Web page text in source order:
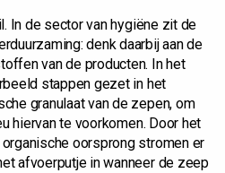
In de sector van hygiëne zit de
denk daarbij aan de
van de producten. In het
stappen gezet in het
granulaat van de zepen, om
hiervan te voorkomen. Door het
oorsprong stromen er
afvoerputje in wanneer de zeep